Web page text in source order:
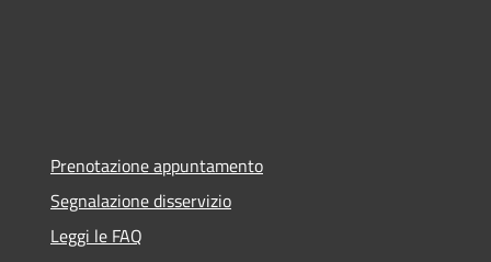
Prenotazione appuntamento
Segnalazione disservizio
Leggi le FAQ